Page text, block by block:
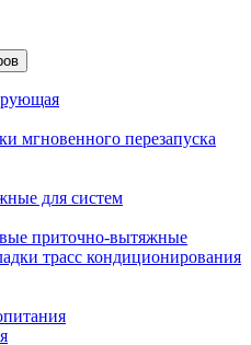
мгновенного перезапуска
для систем
приточно-вытяжные
трасс кондиционирования